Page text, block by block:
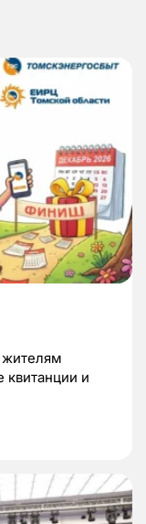
жителям
квитанции и